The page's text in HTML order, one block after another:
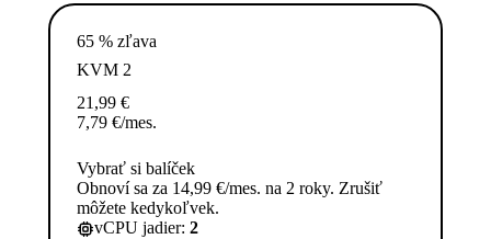
65 % zľava
KVM 2
21,99 €
7,79 €/mes.
Vybrať si balíček
Obnoví sa za 14,99 €/mes. na 2 roky. Zrušiť
môžete kedykoľvek.
vCPU jadier: 2